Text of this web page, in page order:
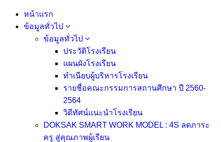
Skip
หน้าแรก
ข้อมูลทั่วไป
ข้อมูลทั่วไป
ประวัติโรงเรียน
แผนผังโรงเรียน
ทำเนียบผู้บริหารโรงเรียน
รายชื่อคณะกรรมการสถานศึกษา ปี 2560-
2564
วิดีทัศน์แนะนำโรงเรียน
DOKSAK SMART WORK MODEL : 4S ลดภาระ
ครู สู่คุณภาพผู้เรียน